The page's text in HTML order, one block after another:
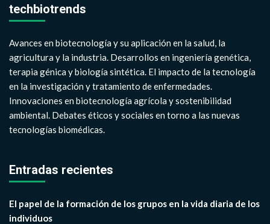
techbiotrends
Avances en biotecnología y su aplicación en la salud, la
agricultura y la industria. Desarrollos en ingeniería genética,
terapia génica y biología sintética. El impacto de la tecnología
en la investigación y tratamiento de enfermedades.
Innovaciones en biotecnología agrícola y sostenibilidad
ambiental. Debates éticos y sociales en torno a las nuevas
tecnologías biomédicas.
Entradas recientes
El papel de la formación de los grupos en la vida diaria de los
individuos